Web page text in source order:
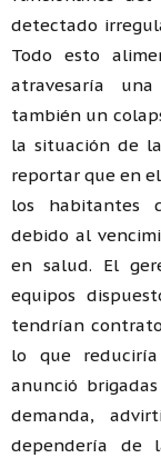
detectado
Todo esto
atravesaría
también un
la situación de
reportar que en
los habitantes
debido al
en salud. El
equipos
tendrían
lo que
anunció
demanda,
dependería de